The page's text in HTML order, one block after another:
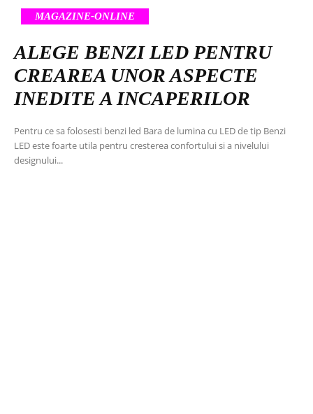
MAGAZINE-ONLINE
ALEGE BENZI LED PENTRU
CREAREA UNOR ASPECTE
INEDITE A INCAPERILOR
Pentru ce sa folosesti benzi led Bara de lumina cu LED de tip Benzi
LED este foarte utila pentru cresterea confortului si a nivelului
designului...